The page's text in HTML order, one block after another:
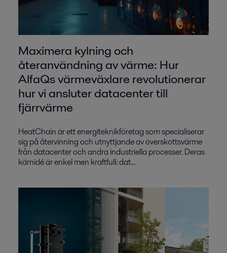
Maximera kylning och
återanvändning av värme: Hur
AlfaQs värmeväxlare revolutionerar
hur vi ansluter datacenter till
fjärrvärme
HeatChain är ett energiteknikföretag som specialiserar
sig på återvinning och utnyttjande av överskottsvärme
från datacenter och andra industriella processer. Deras
kärnidé är enkel men kraftfull: dat...